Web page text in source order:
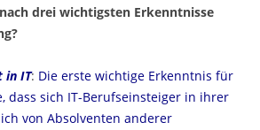
drei wichtigsten Erkenntnisse
in IT: Die erste wichtige Erkenntnis für
dass sich IT-Berufseinsteiger in ihrer
von Absolventen anderer